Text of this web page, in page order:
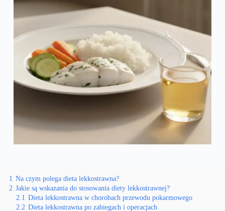
1 Na czym polega dieta lekkostrawna?
2 Jakie są wskazania do stosowania diety lekkostrawnej?
2.1 Dieta lekkostrawna w chorobach przewodu pokarmowego
2.2 Dieta lekkostrawna po zabiegach i operacjach